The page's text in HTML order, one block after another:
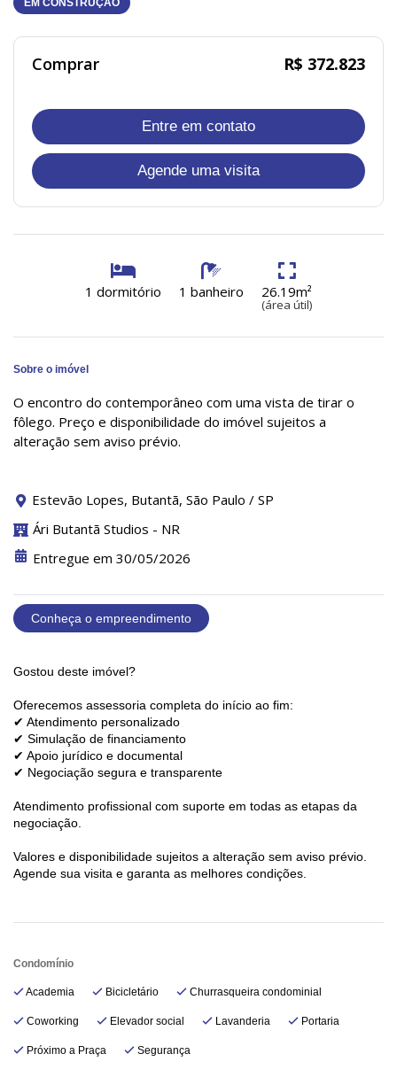
Comprar R$ 372.823
Entre em contato
Agende uma visita
1 dormitório 1 banheiro 26.19m²
(área útil)
Sobre o imóvel
O encontro do contemporâneo com uma vista de tirar o
fôlego. Preço e disponibilidade do imóvel sujeitos a
alteração sem aviso prévio.
Estevão Lopes, Butantã, São Paulo / SP
Ári Butantã Studios - NR
Entregue em 30/05/2026
Conheça o empreendimento
Gostou deste imóvel?
Oferecemos assessoria completa do início ao fim:
✔ Atendimento personalizado
✔ Simulação de financiamento
✔ Apoio jurídico e documental
✔ Negociação segura e transparente
Atendimento profissional com suporte em todas as etapas da
negociação.
Valores e disponibilidade sujeitos a alteração sem aviso prévio.
Agende sua visita e garanta as melhores condições.
Condomínio
Academia Bicicletário Churrasqueira condominial
Coworking Elevador social Lavanderia Portaria
Próximo a Praça Segurança